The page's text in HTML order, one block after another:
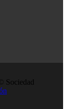
Sociedad